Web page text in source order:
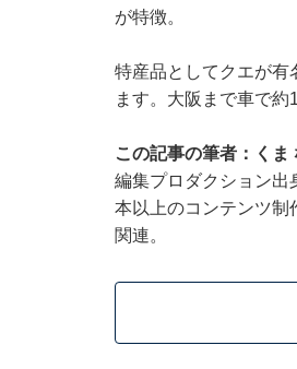
が特徴。
特産品としてクエが有
ます。大阪まで車で約
この記事の筆者：くま
編集プロダクション出
本以上のコンテンツ制
関連。